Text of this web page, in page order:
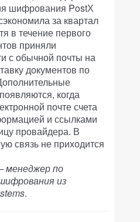
шифрования PostХ
за квартал
в течение первого
приняли
с обычной почты на
документов по
когда
почте счета
и ссылками
провайдера. В
связь не приходится
менеджер по
из
.